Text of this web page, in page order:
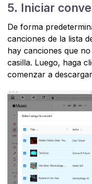
5. Iniciar
De forma
canciones de la lista
hay canciones que
casilla. Luego, haga
comenzar a